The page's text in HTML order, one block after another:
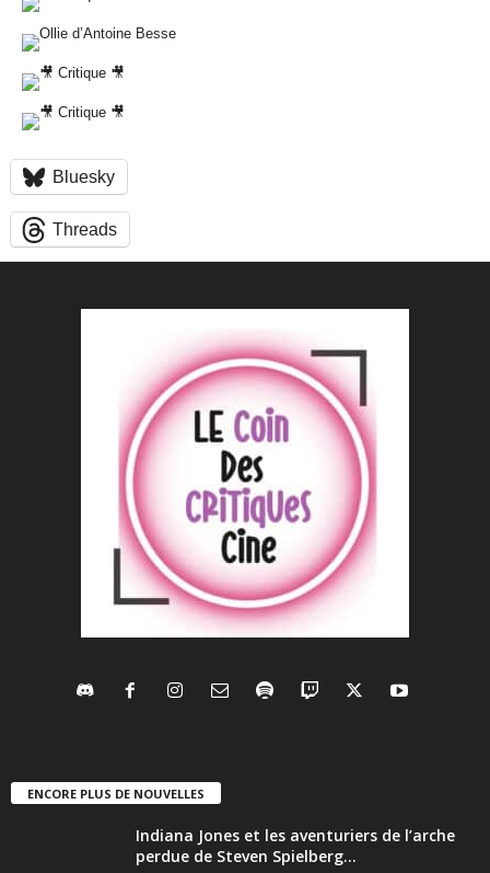
Bluesky
Threads
ENCORE PLUS DE NOUVELLES
Indiana Jones et les aventuriers de l’arche
perdue de Steven Spielberg...